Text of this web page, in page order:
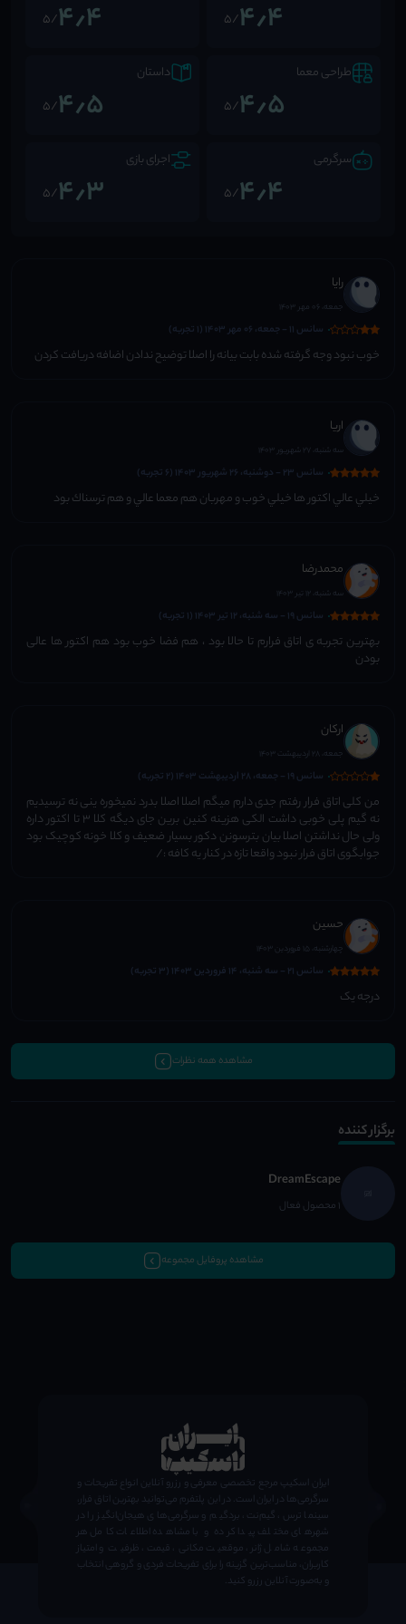
4٫4/5 4٫4/5
طراحی معما
4٫5/5
داستان
4٫5/5
سرگرمی
4٫4/5
اجرای بازی
4٫3/5
رایا
جمعه، 06 مهر 1403
سانس 11 - جمعه، 06 مهر 1403 (1 تجربه)
خوب نبود وجه گرفته شده بابت بيانه را اصلا توضيح ندادن اضافه دريافت كردن
اريا
سه شنبه، 27 شهریور 1403
سانس 23 - دوشنبه، 26 شهریور 1403 (6 تجربه)
خيلي عالي اكتور ها خيلي خوب و مهربان هم معما عالي و هم ترسناك بود
محمدرضا
سه شنبه، 12 تیر 1403
سانس 19 - سه شنبه، 12 تیر 1403 (1 تجربه)
بهترین تجربه ی اتاق فرارم تا حالا بود ، هم فضا خوب بود هم اکتور ها عالی
بودن
ارکان
جمعه، 28 اردیبهشت 1403
سانس 19 - جمعه، 28 اردیبهشت 1403 (2 تجربه)
من کلی اتاق فرار رفتم جدی دارم میگم اصلا اصلا بدرد نمیخوره ینی نه ترسیدیم
نه گیم پلی خوبی داشت الکی هزینه کنین برین جای دیگه کلا ۳ تا اکتور داره
ولی حال نداشتن اصلا بیان بترسونن دکور بسیار ضعیف و کلا خونه کوچیک بود
جوابگوی اتاق فرار نبود واقعا تازه در کنار یه کافه :/
حسین
چهارشنبه، 15 فروردین 1403
سانس 21 - سه شنبه، 14 فروردین 1403 (3 تجربه)
درجه یک
مشاهده همه نظرات
برگزار کننده
DreamEscape
1 محصول فعال
مشاهده پروفایل مجموعه
ایران اسکیپ مرجع تخصصی معرفی و رزرو آنلاین انواع تفریحات و
سرگرمی‌ها در ایران است. در این پلتفرم می‌توانید بهترین اتاق فرار،
سینما ترس، گیم‌نت، بردگیم و سرگرمی‌های هیجان‌انگیز را در
شهرهای مختلف پیدا کرده و با مشاهده اطلاعات کامل هر
مجموعه شامل ژانر، موقعیت مکانی، قیمت، ظرفیت و امتیاز
کاربران، مناسب‌ترین گزینه را برای تفریحات فردی و گروهی انتخاب
و به‌صورت آنلاین رزرو کنید.